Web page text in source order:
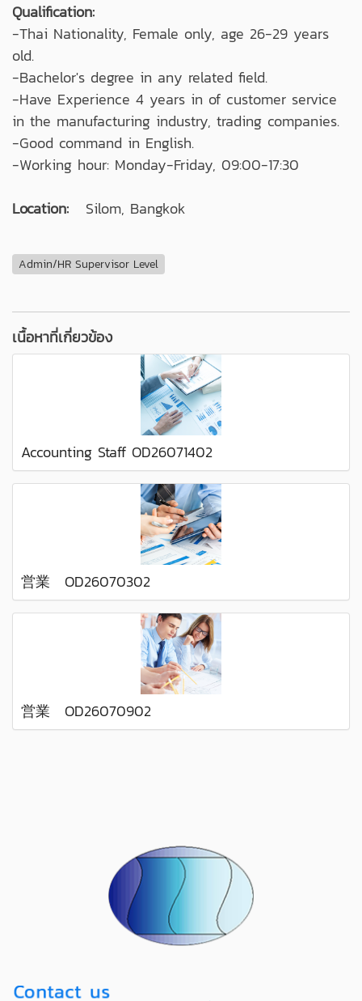
Qualification:
-Thai Nationality, Female only, age 26-29 years
old.
-Bachelor's degree in any related field.
-Have Experience 4 years in of customer service
in the manufacturing industry, trading companies.
-Good command in English.
-Working hour: Monday-Friday, 09:00-17:30
Location:
Silom, Bangkok
Admin/HR Supervisor Level
เนื้อหาที่เกี่ยวข้อง
Accounting Staff OD26071402
営業 OD26070302
営業 OD26070902